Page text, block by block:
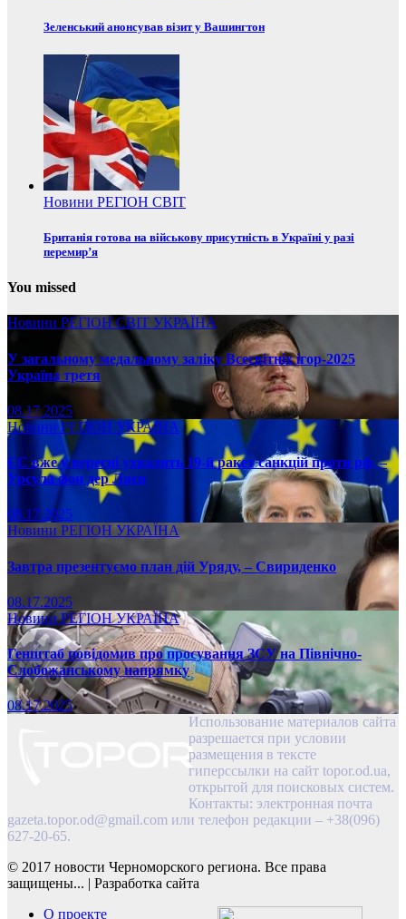
Зеленський анонсував візит у Вашингтон
Новини РЕГІОН СВІТ
Британія готова на військову присутність в Україні у разі
перемир’я
You missed
Новини РЕГІОНСВІТ УКРАЇНА
У загальному медальному заліку Всесвітніх ігор-2025
Україна третя
08.17.2025
НовиниРЕГІОН УКРАЇНА
ЄС вже у вересні ухвалить 19-й ракет санкцій проти рф, –
Урсула фон дер Ляєн
08.17.2025
Новини РЕГІОН УКРАЇНА
Завтра презентуємо план дій Уряду, – Свириденко
08.17.2025
НовиниРЕГІОНУКРАЇНА
Генштаб повідомив про просування ЗСУ на Північно-
Слобожанському напрямку
08.17.2025
Использование материалов сайта
разрешается при условии
размещения в тексте
гиперссылки на сайт topor.od.ua,
открытой для поисковых систем.
Контакты: электронная почта
gazeta.topor.od@gmail.com или телефон редакции – +38(096)
627-20-65.
© 2017 новости Черноморского региона. Все права
защищены...
Разработка сайта
О проекте